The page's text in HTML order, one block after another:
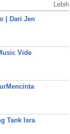
Lebih
| Dari Jen
Vide
Tank Isra